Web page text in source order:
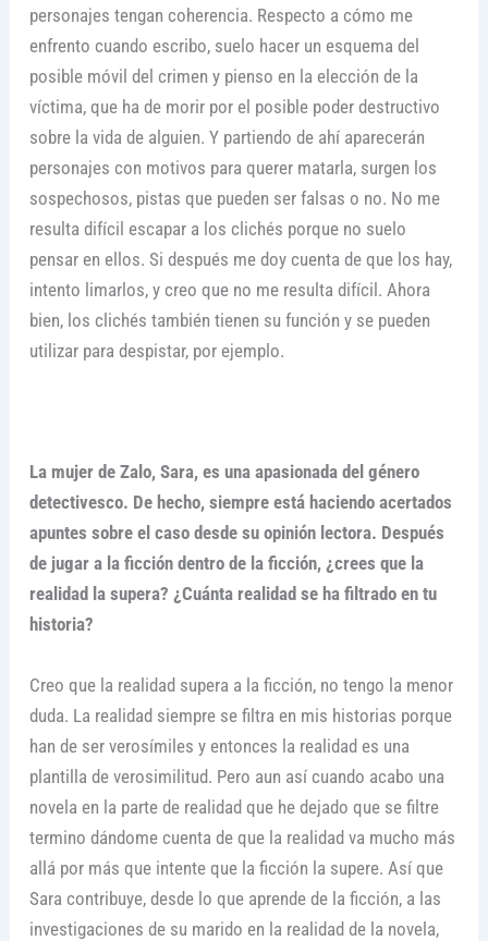
personajes tengan coherencia. Respecto a cómo me
enfrento cuando escribo, suelo hacer un esquema del
posible móvil del crimen y pienso en la elección de la
víctima, que ha de morir por el posible poder destructivo
sobre la vida de alguien. Y partiendo de ahí aparecerán
personajes con motivos para querer matarla, surgen los
sospechosos, pistas que pueden ser falsas o no. No me
resulta difícil escapar a los clichés porque no suelo
pensar en ellos. Si después me doy cuenta de que los hay,
intento limarlos, y creo que no me resulta difícil. Ahora
bien, los clichés también tienen su función y se pueden
utilizar para despistar, por ejemplo.
La mujer de Zalo, Sara, es una apasionada del género
detectivesco. De hecho, siempre está haciendo acertados
apuntes sobre el caso desde su opinión lectora. Después
de jugar a la ficción dentro de la ficción, ¿crees que la
realidad la supera? ¿Cuánta realidad se ha filtrado en tu
historia?
Creo que la realidad supera a la ficción, no tengo la menor
duda. La realidad siempre se filtra en mis historias porque
han de ser verosímiles y entonces la realidad es una
plantilla de verosimilitud. Pero aun así cuando acabo una
novela en la parte de realidad que he dejado que se filtre
termino dándome cuenta de que la realidad va mucho más
allá por más que intente que la ficción la supere. Así que
Sara contribuye, desde lo que aprende de la ficción, a las
investigaciones de su marido en la realidad de la novela,